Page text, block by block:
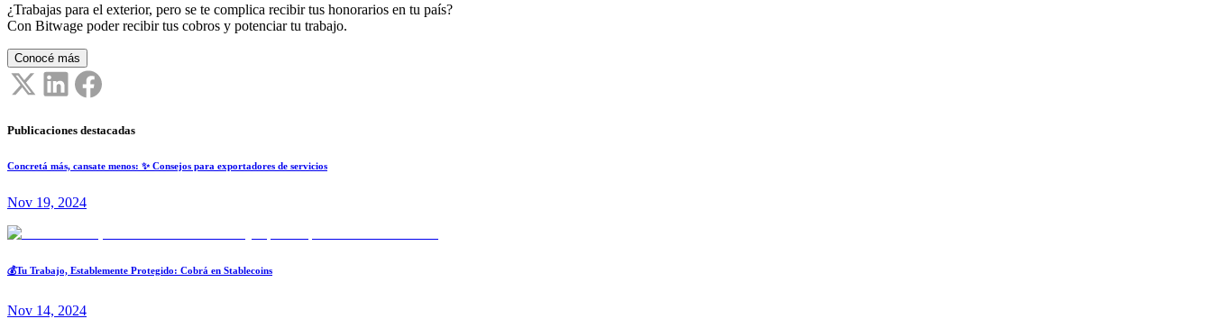
¿Trabajas para el exterior, pero se te complica recibir tus honorarios en tu país?
Con Bitwage poder recibir tus cobros y potenciar tu trabajo.
Conocé más
Publicaciones destacadas
Concretá más, cansate menos: ✨ Consejos para exportadores de servicios
Nov 19, 2024
💰Tu Trabajo, Establemente Protegido: Cobrá en Stablecoins
Nov 14, 2024